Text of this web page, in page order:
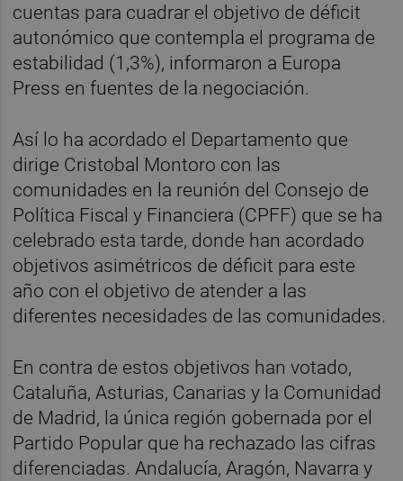
cuentas para cuadrar el objetivo de déficit
autonómico que contempla el programa de
estabilidad (1,3%), informaron a Europa
Press en fuentes de la negociación.
Así lo ha acordado el Departamento que
dirige Cristobal Montoro con las
comunidades en la reunión del Consejo de
Política Fiscal y Financiera (CPFF) que se ha
celebrado esta tarde, donde han acordado
objetivos asimétricos de déficit para este
año con el objetivo de atender a las
diferentes necesidades de las comunidades.
En contra de estos objetivos han votado,
Cataluña, Asturias, Canarias y la Comunidad
de Madrid, la única región gobernada por el
Partido Popular que ha rechazado las cifras
diferenciadas. Andalucía, Aragón, Navarra y